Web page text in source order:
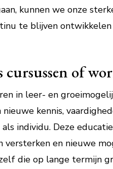
kunnen we onze
te blijven
of
in leer- en
kennis,
individu. Deze
en nieuwe
die op lange termijn